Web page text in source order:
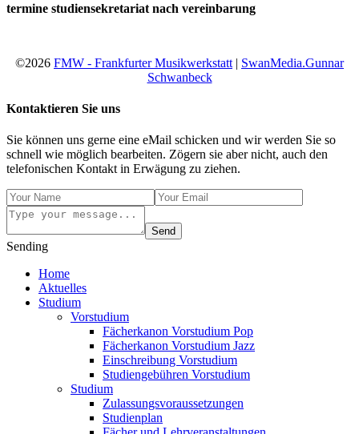
termine studiensekretariat nach vereinbarung
©2026 FMW - Frankfurter Musikwerkstatt | SwanMedia.Gunnar
Schwanbeck
Kontaktieren Sie uns
Sie können uns gerne eine eMail schicken und wir werden Sie so
schnell wie möglich bearbeiten. Zögern sie aber nicht, auch den
telefonischen Kontakt in Erwägung zu ziehen.
Send
Sending
Home
Aktuelles
Studium
Vorstudium
Fächerkanon Vorstudium Pop
Fächerkanon Vorstudium Jazz
Einschreibung Vorstudium
Studiengebühren Vorstudium
Studium
Zulassungsvoraussetzungen
Studienplan